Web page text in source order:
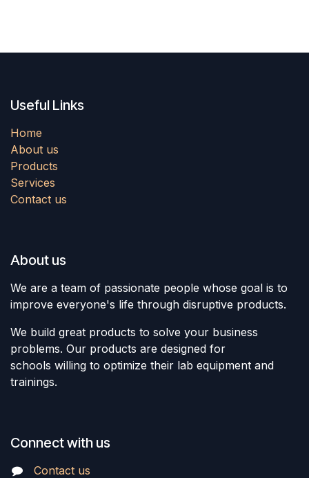
Useful Links
Home
About us
Products
Services
Contact us
About us
We are a team of passionate people whose goal is to
improve everyone's life through disruptive products.
We build great products to solve your business
problems. Our products are designed for
schools willing to optimize their lab equipment and
trainings.
Connect with us
Contact us